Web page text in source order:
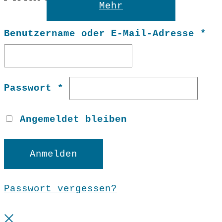
Mehr
Benutzername oder E-Mail-Adresse *
Passwort *
Angemeldet bleiben
Anmelden
Passwort vergessen?